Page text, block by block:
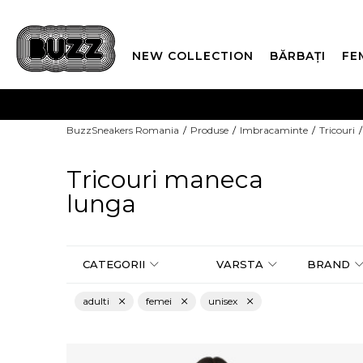
NEW COLLECTION BĂRBAȚI
CUMPĂRĂ ACUM,
BuzzSneakers Romania Produse Imbracaminte Tricouri
Tricouri maneca
lunga
CATEGORII VARSTA BRAND
adulti femei unisex